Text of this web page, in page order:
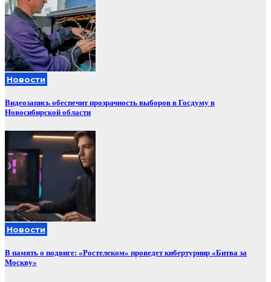
Новости
Видеозапись обеспечит прозрачность выборов в Госдуму в
Новосибирской области
Новости
В память о подвиге: «Ростелеком» проведет кибертурнир «Битва за
Москву»